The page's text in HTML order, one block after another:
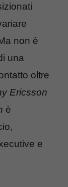
non è
una
oltre
Ericsson
è
e